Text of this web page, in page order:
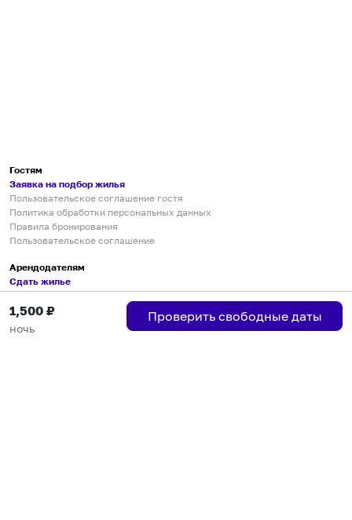
1,500 ₽
ночь
Проверить свободные даты
Гостям
Заявка на подбор жилья
Пользовательское соглашение гостя
Политика обработки персональных данных
Правила бронирования
Пользовательское соглашение
Арендодателям
Сдать жилье
Пользовательское соглашение
Правила публикации объявлений